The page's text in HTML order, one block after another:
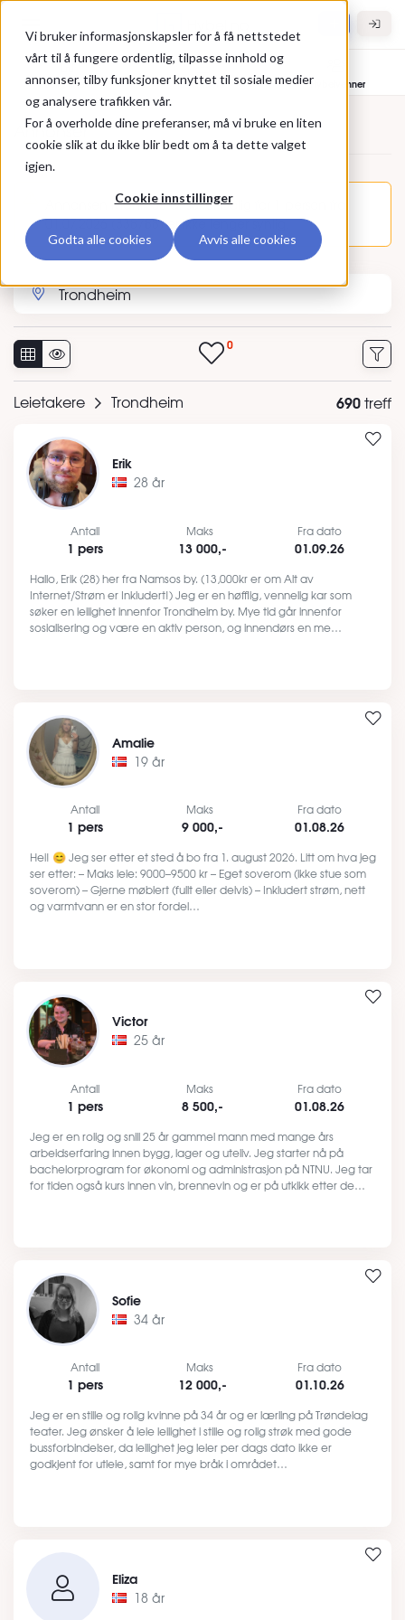
Vi bruker informasjonskapsler for å få nettstedet
vårt til å fungere ordentlig, tilpasse innhold og
annonser, tilby funksjoner knyttet til sosiale medier
og analysere trafikken vår.
For å overholde dine preferanser, må vi bruke en liten
cookie slik at du ikke blir bedt om å ta dette valget
igjen.
Cookie innstillinger
Godta alle cookies Avvis alle cookies
Bolig til leie Leietakere Hybelvenner
Annonser
Annonsen Mann 63 år søker bolig for 1 person fra
01.07.2026 (338788) er ikke lenger synlig.
0
Leietakere Trondheim 690treff
Erik
28 år
Antall
1 pers
Maks
13 000,-
Fra dato
01.09.26
Hallo, Erik (28) her fra Namsos by. (13,000kr er om Alt av
Internet/Strøm er Inkludert!) Jeg er en høfflig, vennelig kar som
søker en leilighet innenfor Trondheim by. Mye tid går innenfor
sosialisering og være en aktiv person, og innendørs en me…
Amalie
19 år
Antall
1 pers
Maks
9 000,-
Fra dato
01.08.26
Hei! 😊 Jeg ser etter et sted å bo fra 1. august 2026. Litt om hva jeg
ser etter: – Maks leie: 9000–9500 kr – Eget soverom (ikke stue som
soverom) – Gjerne møblert (fullt eller delvis) – Inkludert strøm, nett
og varmtvann er en stor fordel…
Victor
25 år
Antall
1 pers
Maks
8 500,-
Fra dato
01.08.26
Jeg er en rolig og snill 25 år gammel mann med mange års
arbeidserfaring innen bygg, lager og uteliv. Jeg starter nå på
bachelorprogram for økonomi og administrasjon på NTNU. Jeg tar
for tiden også kurs innen vin, brennevin og er på utkikk etter de…
Sofie
34 år
Antall
1 pers
Maks
12 000,-
Fra dato
01.10.26
Jeg er en stille og rolig kvinne på 34 år og er lærling på Trøndelag
teater. Jeg ønsker å leie leilighet i stille og rolig strøk med gode
bussforbindelser, da leilighet jeg leier per dags dato ikke er
godkjent for utleie, samt for mye bråk i området…
Eliza
18 år